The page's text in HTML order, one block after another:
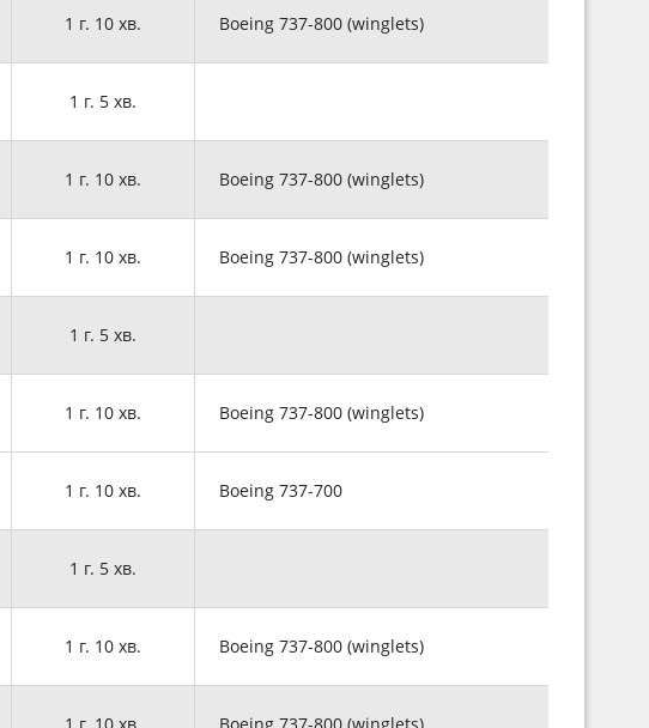
1 г. 10 хв. Boeing 737-800 (winglets)
1 г. 5 хв.
1 г. 10 хв. Boeing 737-800 (winglets)
1 г. 10 хв. Boeing 737-800 (winglets)
1 г. 5 хв.
1 г. 10 хв. Boeing 737-800 (winglets)
1 г. 10 хв. Boeing 737-700
1 г. 5 хв.
1 г. 10 хв. Boeing 737-800 (winglets)